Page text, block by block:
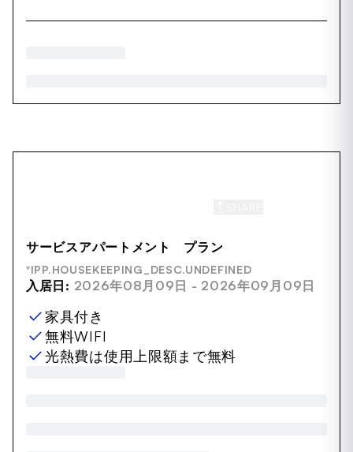
サービスアパートメント プラン
*IPP.HOUSEKEEPING_DESC.UNDEFINED
入居日: 2026年08月09日 - 2026年09月09日
家具付き
無料WIFI
光熱費は使用上限額まで無料